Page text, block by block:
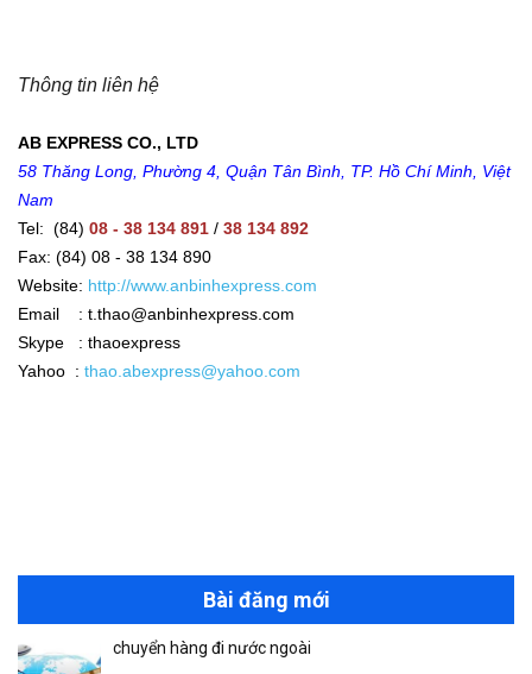
Thông tin liên hệ
AB EXPRESS CO., LTD
58 Thăng Long, Phường 4, Quận Tân Bình, TP. Hồ Chí Minh, Việt
Nam
Tel: (84) 08 - 38 134 891 / 38 134 892
Fax: (84) 08 - 38 134 890
Website: http://www.anbinhexpress.com
Email : t.thao@anbinhexpress.com
Skype : thaoexpress
Yahoo : thao.abexpress@yahoo.com
Bài đăng mới
chuyển hàng đi nước ngoài